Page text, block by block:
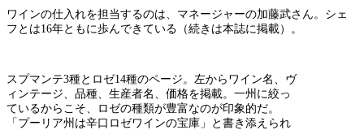
ワインの仕入れを担当するのは、マネージャーの加藤武さん。シェ
フとは16年ともに歩んできている（続きは本誌に掲載）。
スプマンテ3種とロゼ14種のページ。左からワイン名、ヴ
ィンテージ、品種、生産者名、価格を掲載。一州に絞っ
ているからこそ、ロゼの種類が豊富なのが印象的だ。
「プーリア州は辛口ロゼワインの宝庫」と書き添えられ